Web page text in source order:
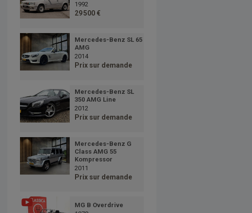
1992
29 500 €
Mercedes-Benz SL 65
AMG
2014
Prix sur demande
Mercedes-Benz SL
350 AMG Line
2012
Prix sur demande
Mercedes-Benz G
Class AMG 55
Kompressor
2011
Prix sur demande
MG B Overdrive